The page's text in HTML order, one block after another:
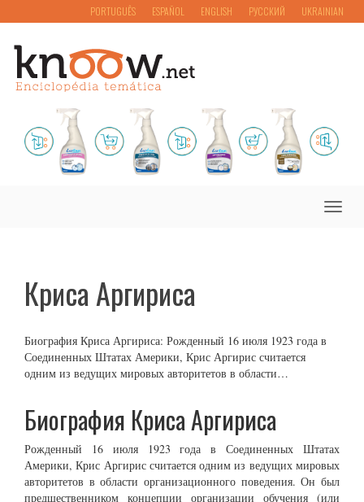
PORTUGUÊS ESPAÑOL ENGLISH РУССКИЙ UKRAINIAN
Toggle
Криса Аргириса
Биография Криса Аргириса: Рожденный 16 июля 1923 года в
Соединенных Штатах Америки, Крис Аргирис считается
одним из ведущих мировых авторитетов в области…
Биография Криса Аргириса
Рожденный 16 июля 1923 года в Соединенных Штатах
Америки, Крис Аргирис считается одним из ведущих мировых
авторитетов в области организационного поведения. Он был
предшественником концепции организации обучения (или